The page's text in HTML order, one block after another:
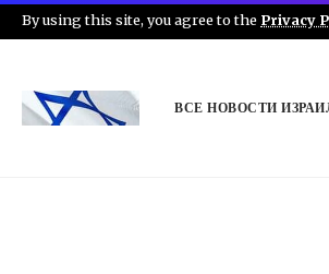
By using this site, you agree to the Privacy
ВСЕ НОВОСТИ